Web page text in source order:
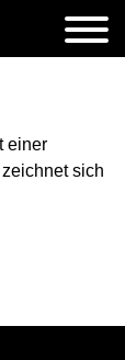
einer
sich